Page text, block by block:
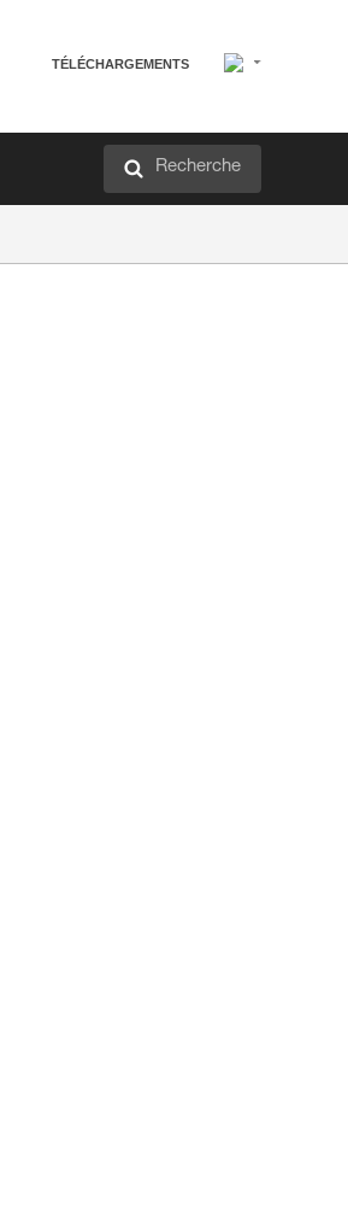
TÉLÉCHARGEMENTS
Recherche